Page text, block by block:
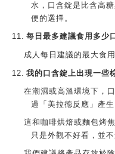
水， 口含錠是比含高
便的選擇。
11. 每日最多建議食用多少
成人每日建議的最大食
12. 我的口含錠上出現一些
在潮濕或高溫環境下，
過「美拉德反應」產生
這和咖啡烘焙或麵包烤焦
只是外觀不好看，並